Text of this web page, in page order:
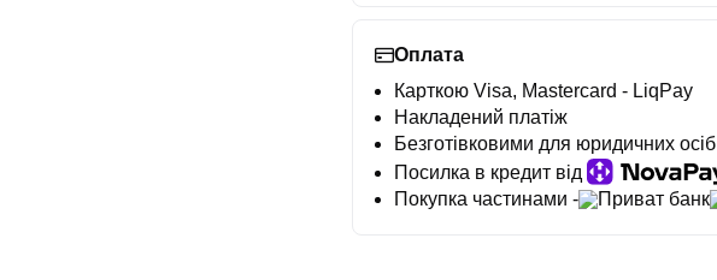
Оплата
Карткою Visa, Mastercard - LiqPay
Накладений платіж
Безготівковими для юридичних осіб
Посилка в кредит від
Покупка частинами -
Приват банк